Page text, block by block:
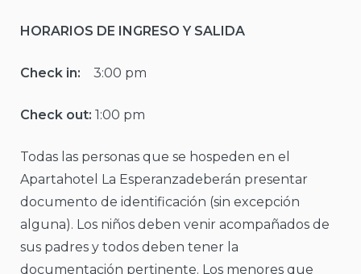
HORARIOS DE INGRESO Y SALIDA
Check in: 3:00 pm
Check out: 1:00 pm
Todas las personas que se hospeden en el
Apartahotel La Esperanzadeberán presentar
documento de identificación (sin excepción
alguna). Los niños deben venir acompañados de
sus padres y todos deben tener la
documentación pertinente. Los menores que